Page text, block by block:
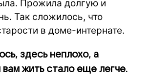
Прожила долгую и
Так сложилось, что
в доме-интернате.
здесь неплохо, а
вам жить стало еще легче.